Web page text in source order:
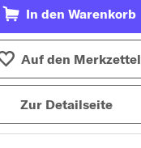
In den Warenkorb
Auf den Merkzettel
Zur Detailseite